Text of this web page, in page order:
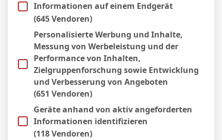
11 Apr. 2026
Heim
S
4:1
4 Apr. 2026
Auswärts
S
1:2
12`
22 März 2026
Heim 1:0
15 März 2026 S
Informationen auf einem Endgerät
(645 Vendoren)
Personalisierte Werbung und Inhalte,
Messung von Werbeleistung und der
Performance von Inhalten,
Zielgruppenforschung sowie Entwicklung
und Verbesserung von Angeboten
(651 Vendoren)
Geräte anhand von aktiv angeforderten
Informationen identifizieren
(118 Vendoren)